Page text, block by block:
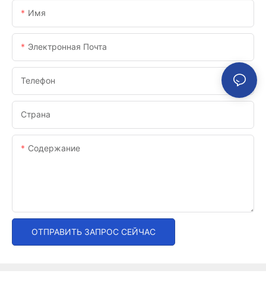
Имя
Электронная Почта
Телефон
Страна
Содержание
ОТПРАВИТЬ ЗАПРОС СЕЙЧАС